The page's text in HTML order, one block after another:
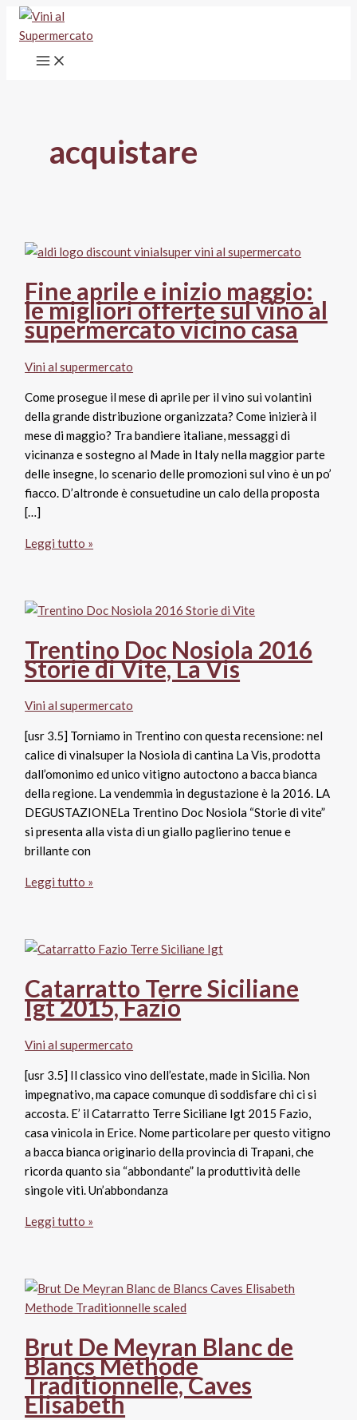
Vai
contenuto
acquistare
Fine aprile e inizio maggio:
le migliori offerte sul vino al
supermercato vicino casa
Vini al supermercato
Come prosegue il mese di aprile per il vino sui volantini
della grande distribuzione organizzata? Come inizierà il
mese di maggio? Tra bandiere italiane, messaggi di
vicinanza e sostegno al Made in Italy nella maggior parte
delle insegne, lo scenario delle promozioni sul vino è un po’
fiacco. D’altronde è consuetudine un calo della proposta
[…]
Fine
inizio
maggio:
le
migliori
offerte
vino
al
supermercato
vicino
casa
Leggi tutto »
Trentino Doc Nosiola 2016
Storie di Vite, La Vis
Vini al supermercato
[usr 3.5] Torniamo in Trentino con questa recensione: nel
calice di vinalsuper la Nosiola di cantina La Vis, prodotta
dall’omonimo ed unico vitigno autoctono a bacca bianca
della regione. La vendemmia in degustazione è la 2016. LA
DEGUSTAZIONELa Trentino Doc Nosiola “Storie di vite”
si presenta alla vista di un giallo paglierino tenue e
brillante con
Trentino
2016
Storie
di
Vite,
La
Leggi tutto »
Catarratto Terre Siciliane
Igt 2015, Fazio
Vini al supermercato
[usr 3.5] Il classico vino dell’estate, made in Sicilia. Non
impegnativo, ma capace comunque di soddisfare chi ci si
accosta. E’ il Catarratto Terre Siciliane Igt 2015 Fazio,
casa vinicola in Erice. Nome particolare per questo vitigno
a bacca bianca originario della provincia di Trapani, che
ricorda quanto sia “abbondante” la produttività delle
singole viti. Un’abbondanza
Catarratto
Igt
2015,
Fazio
Leggi tutto »
Brut De Meyran Blanc de
Blancs Méthode
Traditionnelle, Caves
Elisabeth